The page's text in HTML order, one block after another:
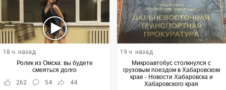
18 ч. назад
Ролик из Омска: вы будете
смеяться долго
262
54 44
19 ч. назад
Микроавтобус столкнулся с
грузовым поездом в Хабаровском
крае - Новости Хабаровска и
Хабаровского края